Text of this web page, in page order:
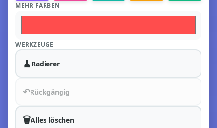
MEHR FARBEN
WERKZEUGE
🧹 Radierer
↶Rückgängig
🗑️Alles löschen